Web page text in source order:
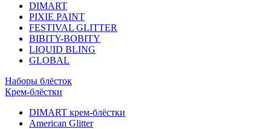
DIMART
PIXIE PAINT
FESTIVAL GLITTER
BIBITY-BOBITY
LIQUID BLING
GLOBAL
Наборы блёсток
Крем-блёстки
DIMART крем-блёстки
American Glitter